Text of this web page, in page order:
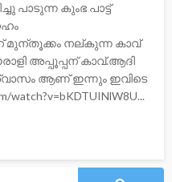
പാടുന്ന കുംഭ പാട്ട്
മുന്‌തൂക്കം നല്കുന്ന കാവ്
അപ്പൂപ്പന് കാവ്.ആദി
ആണ് ഇന്നും ഇവിടെ